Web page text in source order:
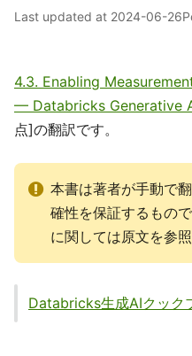
Last updated at 2024-06-26
4.3. Enabling
— Databricks Generative
点]の翻訳です。
本書は著者が手動で
確性を保証するもの
に関しては原文を参照
Databricks生成AIクック